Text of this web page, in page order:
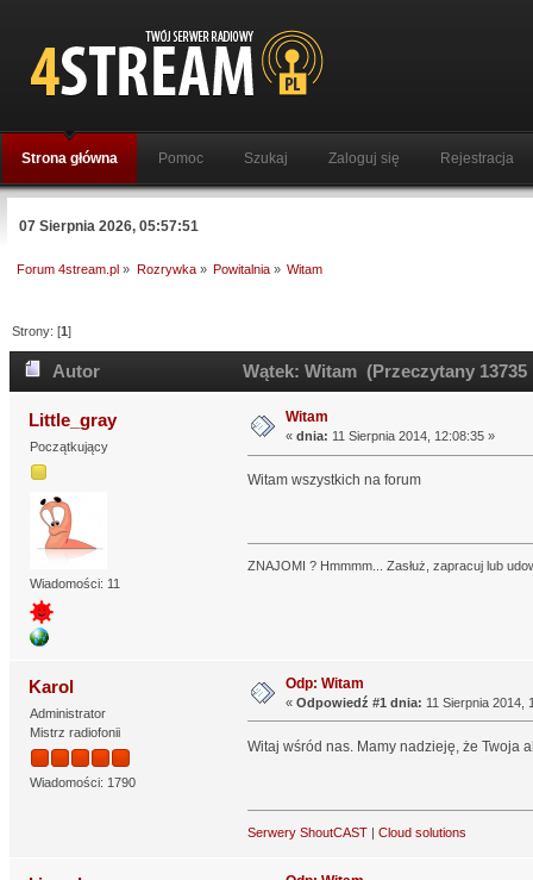
Strona główna Pomoc Szukaj Zaloguj się Rejestracja
07 Sierpnia 2026, 05:57:51
Forum 4stream.pl » Rozrywka» Powitalnia» Witam
Strony: [1]
Autor Wątek: Witam (Przeczytany 13735
Little_gray
Początkujący
Wiadomości: 11
Witam
« dnia: 11 Sierpnia 2014, 12:08:35 »
Witam wszystkich na forum
ZNAJOMI ? Hmmmm... Zasłuż, zapracuj lub
Karol
Administrator
Mistrz radiofonii
Wiadomości: 1790
Odp: Witam
« Odpowiedź #1 dnia: 11 Sierpnia 2014,
Witaj wśród nas. Mamy nadzieję, że Twoja
Serwery ShoutCAST| Cloud solutions